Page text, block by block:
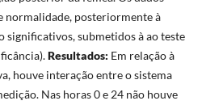
normalidade, posteriormente à
significativos, submetidos à ao teste
Resultados: Em relação à
houve interação entre o sistema
Nas horas 0 e 24 não houve